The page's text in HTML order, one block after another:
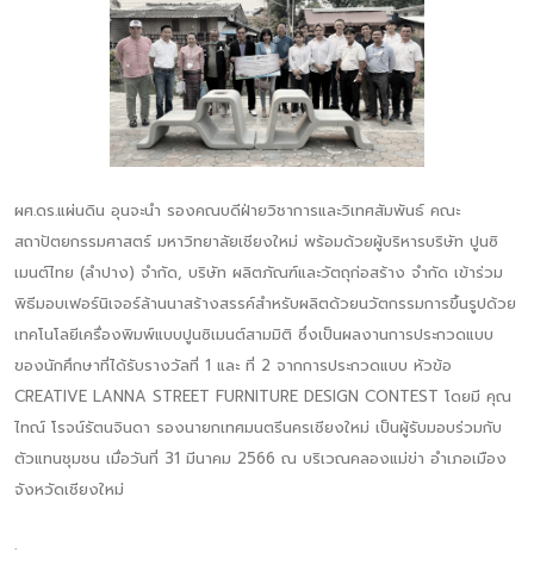
ผศ.ดร.แผ่นดิน อุนจะนำ รองคณบดีฝ่ายวิชาการและวิเทศสัมพันธ์ คณะ
สถาปัตยกรรมศาสตร์ มหาวิทยาลัยเชียงใหม่ พร้อมด้วยผู้บริหารบริษัท ปูนซิ
เมนต์ไทย (ลำปาง) จำกัด, บริษัท ผลิตภัณฑ์และวัตถุก่อสร้าง จำกัด เข้าร่วม
พิธีมอบเฟอร์นิเจอร์ล้านนาสร้างสรรค์สำหรับผลิตด้วยนวัตกรรมการขึ้นรูปด้วย
เทคโนโลยีเครื่องพิมพ์แบบปูนซิเมนต์สามมิติ ซึ่งเป็นผลงานการประกวดแบบ
ของนักศึกษาที่ได้รับรางวัลที่ 1 และ ที่ 2 จากการประกวดแบบ หัวข้อ
CREATIVE LANNA STREET FURNITURE DESIGN CONTEST โดยมี คุณ
ไทณ์ โรจน์รัตนจินดา รองนายกเทศมนตรีนครเชียงใหม่ เป็นผู้รับมอบร่วมกับ
ตัวแทนชุมชน เมื่อวันที่ 31 มีนาคม 2566 ณ บริเวณคลองแม่ข่า อำเภอเมือง
จังหวัดเชียงใหม่
.